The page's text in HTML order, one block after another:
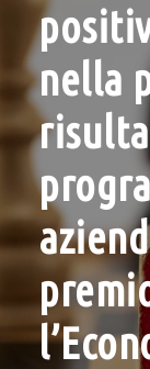
nella